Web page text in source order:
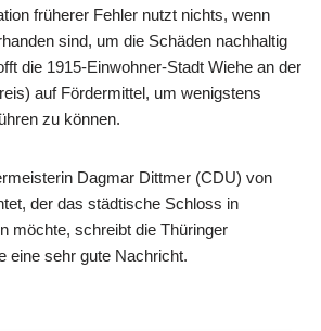
früherer Fehler nutzt nichts, wenn
sind, um die Schäden nachhaltig
die 1915-Einwohner-Stadt Wiehe an der
auf Fördermittel, um wenigstens
zu können.
Dagmar Dittmer (CDU) von
der das städtische Schloss in
möchte, schreibt die Thüringer
eine sehr gute Nachricht.